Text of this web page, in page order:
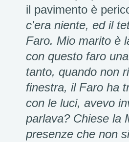
il pavimento è
c'era niente, ed il
Faro. Mio marito è
con questo faro
tanto, quando non
finestra, il Faro ha
con le luci, avevo
parlava? Chiese la
presenze che non